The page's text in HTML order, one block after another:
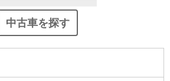
中古車を探す